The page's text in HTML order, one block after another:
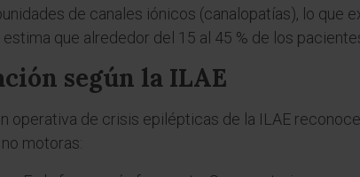
de canales iónicos (canalopatías), lo
estima que alrededor del 15 al 45 % de los
según la ILAE
operativa de crisis epilépticas de la ILAE
motoras: